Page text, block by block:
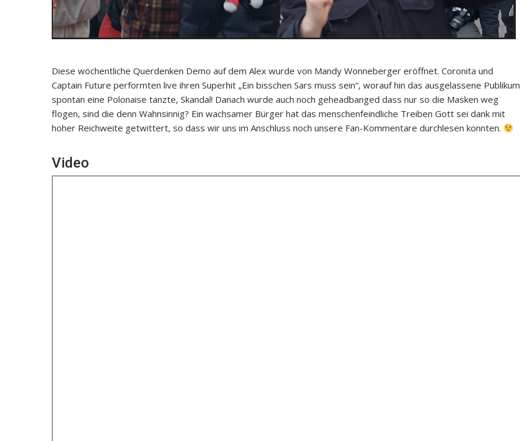
Diese wöchentliche Querdenken Demo auf dem Alex wurde von Mandy Wonneberger eröffnet. Coronita und
Captain Future performten live ihren Superhit „Ein bisschen Sars muss sein“, worauf hin das ausgelassene Publikum
spontan eine Polonaise tanzte, Skandal! Danach wurde auch noch geheadbanged dass nur so die Masken weg
flogen, sind die denn Wahnsinnig? Ein wachsamer Bürger hat das menschenfeindliche Treiben Gott sei dank mit
hoher Reichweite getwittert, so dass wir uns im Anschluss noch unsere Fan-Kommentare durchlesen konnten.
Video